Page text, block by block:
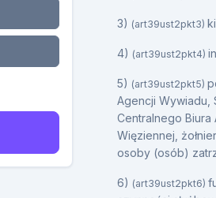
3) (art39ust2pkt3)
4) (art39ust2pkt4)
5) (art39ust2pkt5)
Agencji Wywiadu,
Centralnego Biura
Więziennej,
osoby (osób)
6) (art39ust2pkt6)